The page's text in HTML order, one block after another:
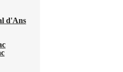
d'Ans